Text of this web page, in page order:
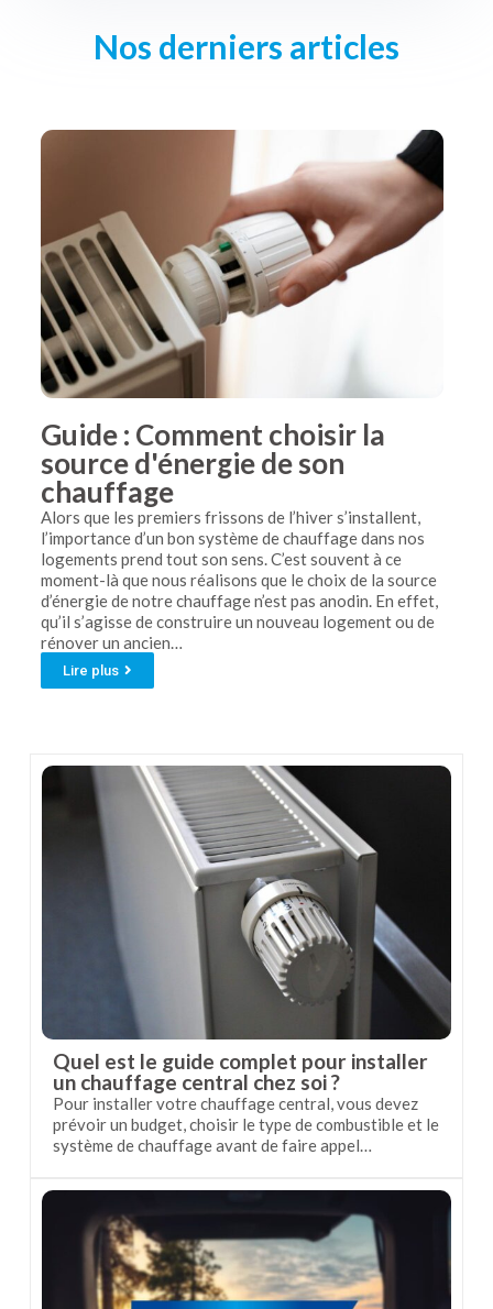
Nos derniers articles
Guide : Comment choisir la
source d'énergie de son
chauffage
Alors que les premiers frissons de l’hiver s’installent,
l’importance d’un bon système de chauffage dans nos
logements prend tout son sens. C’est souvent à ce
moment-là que nous réalisons que le choix de la source
d’énergie de notre chauffage n’est pas anodin. En effet,
qu’il s’agisse de construire un nouveau logement ou de
rénover un ancien…
Lire plus
Quel est le guide complet pour installer
un chauffage central chez soi ?
Pour installer votre chauffage central, vous devez
prévoir un budget, choisir le type de combustible et le
système de chauffage avant de faire appel…